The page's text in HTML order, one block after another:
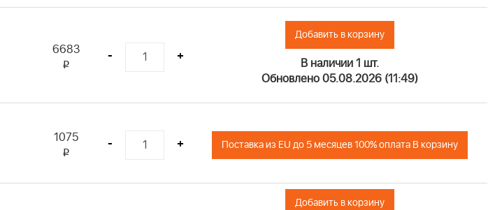
6683
i
- +
Добавить в корзину
В наличии 1 шт.
Обновлено 05.08.2026 (11:49)
1075
i
- + Поставка из EU до 5 месяцев 100% оплата В корзину
Добавить в корзину